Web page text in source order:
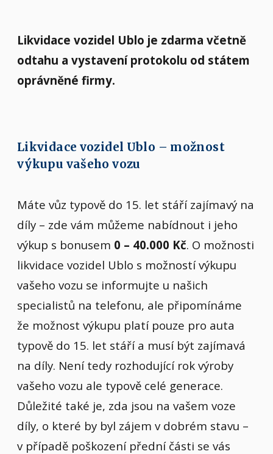
Likvidace vozidel Ublo je zdarma včetně
odtahu a vystavení protokolu od státem
oprávněné firmy.
Likvidace vozidel Ublo – možnost
výkupu vašeho vozu
Máte vůz typově do 15. let stáří zajímavý na
díly – zde vám můžeme nabídnout i jeho
výkup s bonusem 0 – 40.000 Kč. O možnosti
likvidace vozidel Ublo s možností výkupu
vašeho vozu se informujte u našich
specialistů na telefonu, ale připomínáme
že možnost výkupu platí pouze pro auta
typově do 15. let stáří a musí být zajímavá
na díly. Není tedy rozhodující rok výroby
vašeho vozu ale typově celé generace.
Důležité také je, zda jsou na vašem voze
díly, o které by byl zájem v dobrém stavu –
v případě poškození přední části se vás